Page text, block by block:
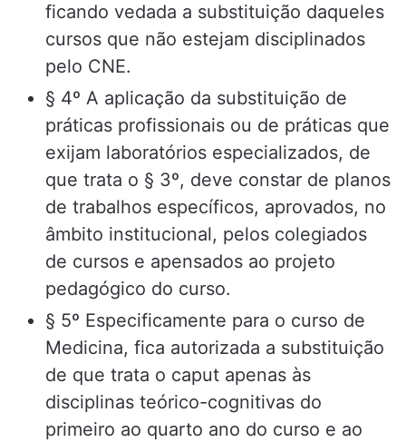
ficando vedada a substituição daqueles
cursos que não estejam disciplinados
pelo CNE.
§ 4º A aplicação da substituição de
práticas profissionais ou de práticas que
exijam laboratórios especializados, de
que trata o § 3º, deve constar de planos
de trabalhos específicos, aprovados, no
âmbito institucional, pelos colegiados
de cursos e apensados ao projeto
pedagógico do curso.
§ 5º Especificamente para o curso de
Medicina, fica autorizada a substituição
de que trata o caput apenas às
disciplinas teórico-cognitivas do
primeiro ao quarto ano do curso e ao